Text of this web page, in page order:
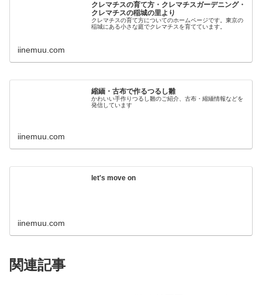
クレマチスの育て方・クレマチスガーデニング・
クレマチスの稲城の里より
クレマチスの育て方についてのホームページです。東京の
稲城にある小さな庭でクレマチスを育てています。
iinemuu.com
縮緬・古布で作るつるし雛
かわいい手作りつるし雛のご紹介、古布・縮緬情報などを
発信しています
iinemuu.com
let's move on
iinemuu.com
関連記事